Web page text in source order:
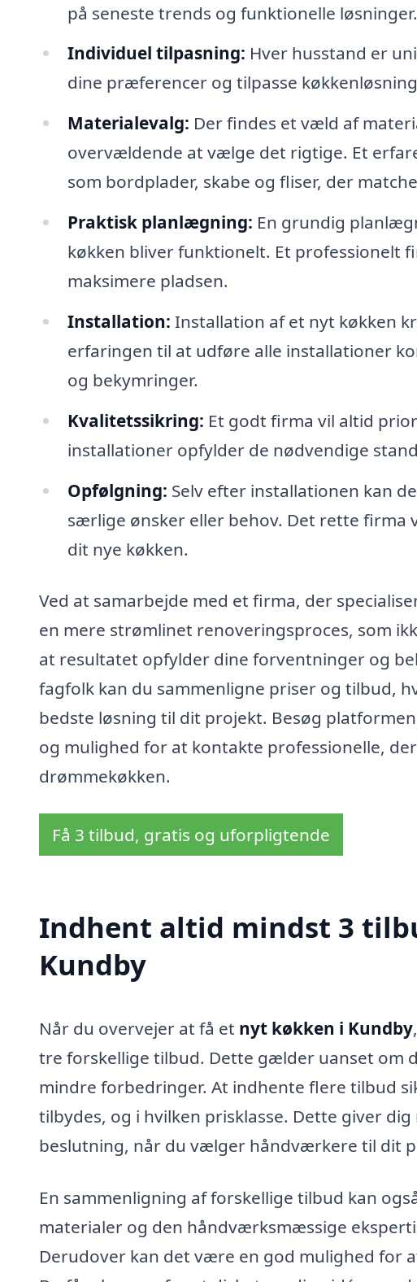
på seneste trends og funktionelle løsninger.
Individuel tilpasning: Hver husstand er
dine præferencer og tilpasse
Materialevalg: Der findes et væld af
overvældende at vælge det rigtige. Et
som bordplader, skabe og fliser, der
Praktisk planlægning: En grundig
køkken bliver funktionelt. Et professionelt
maksimere pladsen.
Installation: Installation af et nyt køkken
erfaringen til at udføre alle installationer
og bekymringer.
Kvalitetssikring: Et godt firma vil altid
installationer opfylder de nødvendige
Opfølgning: Selv efter installationen kan
særlige ønsker eller behov. Det rette
dit nye køkken.
Ved at samarbejde med et firma, der
en mere strømlinet renoveringsproces, som
at resultatet opfylder dine forventninger og
fagfolk kan du sammenligne priser og tilbud,
bedste løsning til dit projekt. Besøg platformen
og mulighed for at kontakte professionelle,
drømmekøkken.
Få 3 tilbud, gratis og uforpligtende
Indhent altid mindst 3
Kundby
Når du overvejer at få et nyt køkken i Kundby
tre forskellige tilbud. Dette gælder uanset om
mindre forbedringer. At indhente flere tilbud
tilbydes, og i hvilken prisklasse. Dette giver
beslutning, når du vælger håndværkere til dit
En sammenligning af forskellige tilbud kan
materialer og den håndværksmæssige
Derudover kan det være en god mulighed for